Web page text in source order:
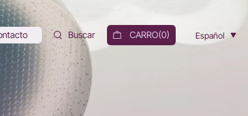
Buscar CARRO(0) Español